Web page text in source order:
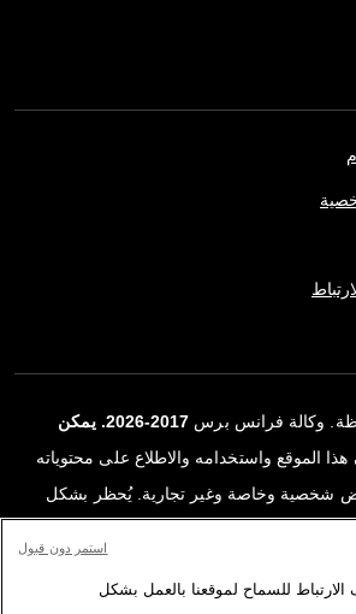
وكالة فرانس برس
2017-2026. يمكن
هذا الموقع واستخدامه والاطلاع على محتوياته
شخصية وخاصة وغير تجارية. يُحظر بشكل
فرانس برس. المواد والروابط الواردة في
للسماح لموقعنا بالعمل بشكل
استمر دون قبول